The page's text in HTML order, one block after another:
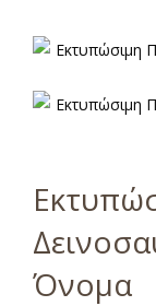
Όνομα